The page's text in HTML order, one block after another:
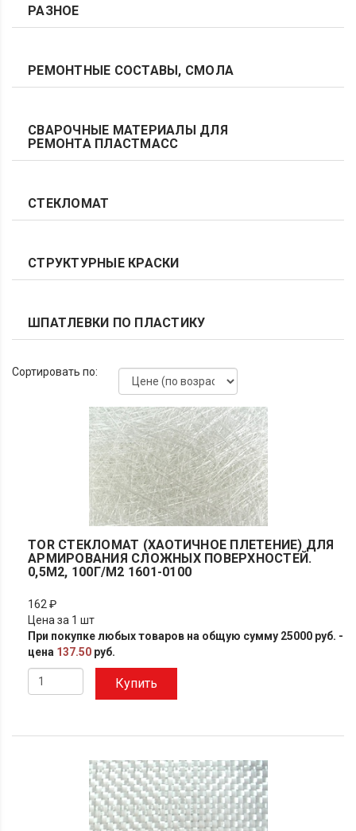
РАЗНОЕ
РЕМОНТНЫЕ СОСТАВЫ, СМОЛА
СВАРОЧНЫЕ МАТЕРИАЛЫ ДЛЯ
РЕМОНТА ПЛАСТМАСС
СТЕКЛОМАТ
СТРУКТУРНЫЕ КРАСКИ
ШПАТЛЕВКИ ПО ПЛАСТИКУ
Сортировать по:
TOR СТЕКЛОМАТ (ХАОТИЧНОЕ ПЛЕТЕНИЕ) ДЛЯ
АРМИРОВАНИЯ СЛОЖНЫХ ПОВЕРХНОСТЕЙ.
0,5М2, 100Г/М2 1601-0100
162 ₽
Цена за 1 шт
При покупке любых товаров на общую сумму 25000 руб. -
цена 137.50 руб.
Купить